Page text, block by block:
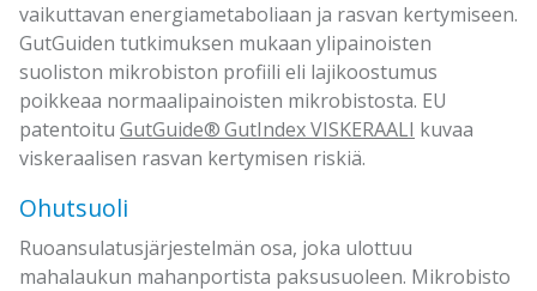
vaikuttavan energiametaboliaan ja rasvan kertymiseen.
GutGuiden tutkimuksen mukaan ylipainoisten
suoliston mikrobiston profiili eli lajikoostumus
poikkeaa normaalipainoisten mikrobistosta. EU
patentoitu GutGuide® GutIndex VISKERAALI kuvaa
viskeraalisen rasvan kertymisen riskiä.
Ohutsuoli
Ruoansulatusjärjestelmän osa, joka ulottuu
mahalaukun mahanportista paksusuoleen. Mikrobisto